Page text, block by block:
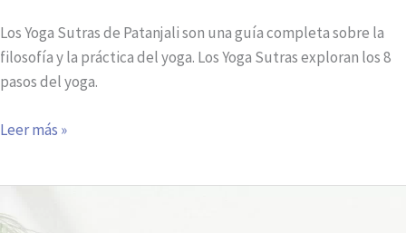
Los Yoga Sutras de Patanjali son una guía completa sobre la
filosofía y la práctica del yoga. Los Yoga Sutras exploran los 8
pasos del yoga.
Leer más »
significa